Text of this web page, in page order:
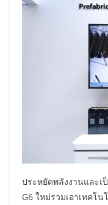
ประหยัดพลังงานและเ
G6 ใหม่รวมเอาเทคโ